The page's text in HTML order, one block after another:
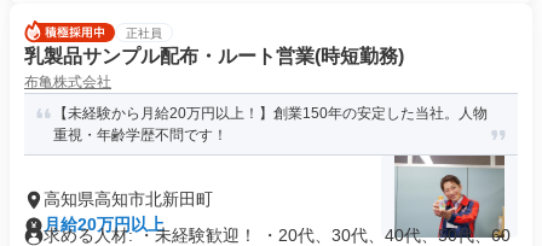
正社員
乳製品サンプル配布・ルート営業(時短勤務)
布亀株式会社
【未経験から月給20万円以上！】創業150年の安定した当社。人物
重視・年齢学歴不問です！
高知県高知市北新田町
月給20万円以上
求める人材: ・未経験歓迎！ ・20代、30代、40代、50代、60